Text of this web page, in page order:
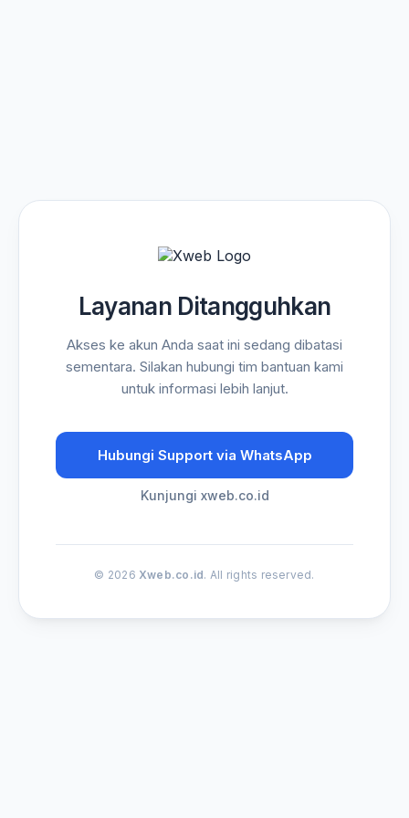
Layanan Ditangguhkan
Akses ke akun Anda saat ini sedang dibatasi
sementara. Silakan hubungi tim bantuan kami
untuk informasi lebih lanjut.
Hubungi Support via WhatsApp
Kunjungi xweb.co.id
© 2026 Xweb.co.id. All rights reserved.